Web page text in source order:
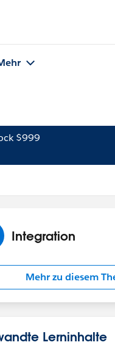
$999
Integration
Mehr zu diesem
Lerninhalte